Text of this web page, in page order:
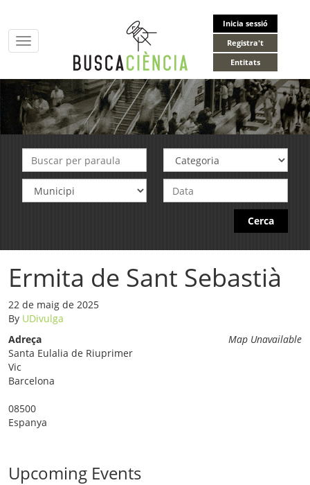
Inicia sessió
Registra't
Entitats
Toggle
navigation
Cerca
Ermita de Sant Sebastià
22 de maig de 2025
By UDivulga
Map Unavailable
Adreça
Santa Eulalia de Riuprimer
Vic
Barcelona
08500
Espanya
Upcoming Events